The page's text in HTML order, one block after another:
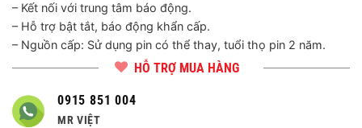
– Kết nối với trung tâm báo động.
– Hỗ trợ bật tắt, báo động khẩn cấp.
– Nguồn cấp: Sử dụng pin có thể thay, tuổi thọ pin 2 năm.
HỖ TRỢ MUA HÀNG
0915 851 004
MR VIỆT